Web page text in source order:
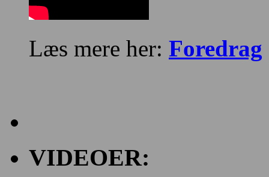
Læs mere her: Foredrag
VIDEOER: